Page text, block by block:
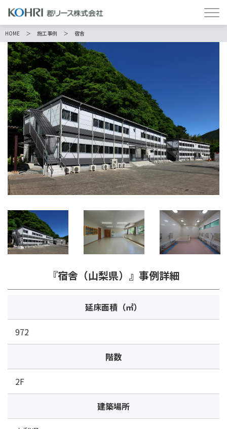
HOME 施工事例 宿舎
『宿舎（山梨県）』事例詳細
延床面積（㎡）
972
階数
2F
建築場所